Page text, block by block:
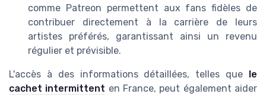
comme Patreon permettent aux fans fidèles de
contribuer directement à la carrière de leurs
artistes préférés, garantissant ainsi un revenu
régulier et prévisible.
L'accès à des informations détaillées, telles que le
cachet intermittent en France, peut également aider